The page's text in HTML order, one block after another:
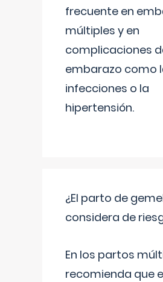
frecuente en
múltiples y en
complicaciones
embarazo como
infecciones o la
hipertensión.
¿El parto de
considera de
En los partos
recomienda que